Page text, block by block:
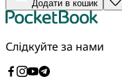
Додати в кошик
Слідкуйте за нами